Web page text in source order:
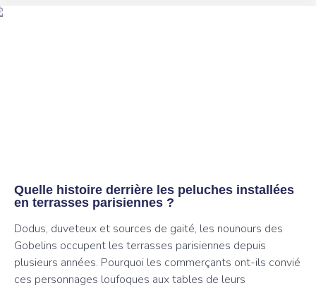
Quelle histoire derrière les peluches installées
en terrasses parisiennes ?
Dodus, duveteux et sources de gaité, les nounours des
Gobelins occupent les terrasses parisiennes depuis
plusieurs années. Pourquoi les commerçants ont-ils convié
ces personnages loufoques aux tables de leurs